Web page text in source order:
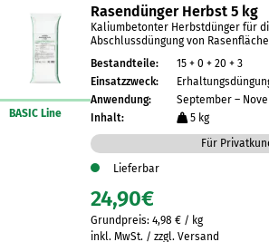
BASIC Line
Rasendünger Herbst 5 kg
Kaliumbetonter Herbstdünger für
Abschlussdüngung von
Bestandteile:
15 + 0 + 20 + 3
Einsatzzweck:
Anwendung:
September –
Inhalt:
5 kg
Für
Lieferbar
24,90€
Grundpreis: 4,98 € / kg
inkl. MwSt. / zzgl. Versand